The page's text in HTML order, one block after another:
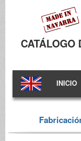
CATÁLOGO
INICIO